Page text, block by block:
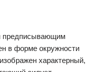
предписывающим
в форме окружности
характерный,